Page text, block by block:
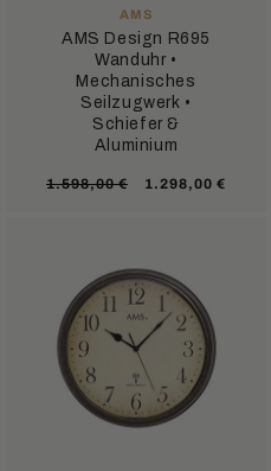
ANBIETER:
AMS
AMS Design R695
Wanduhr •
Mechanisches
Seilzugwerk •
Schiefer &
Aluminium
Normaler
1.598,00 € 1.298,00 €